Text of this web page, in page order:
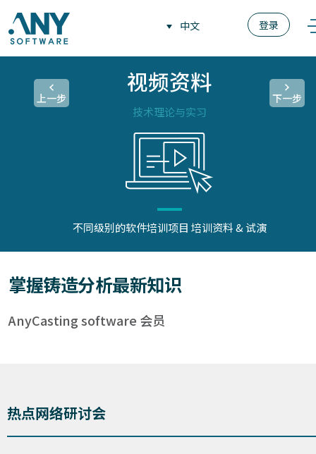
登录
中文
视频资料
技术理论与实习
下一步
上一步
不同级别的软件培训项目 培训资料 & 试演
掌握铸造分析最新知识
AnyCasting software 会员
热点网络研讨会